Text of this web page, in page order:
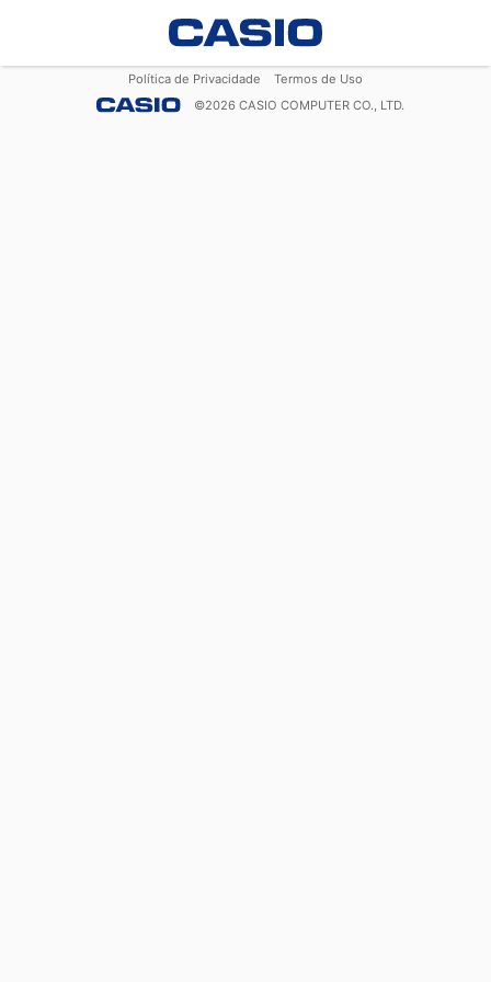
Política de Privacidade
Termos de Uso
©2026 CASIO COMPUTER CO., LTD.